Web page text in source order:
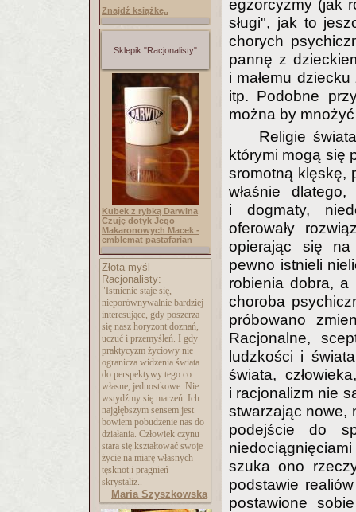
Znajdź książkę..
Sklepik "Racjonalisty"
Kubek z rybką Darwina
Czuję dotyk Jego
Makaronowych Macek -
emblemat pastafarian
Złota myśl
Racjonalisty:
"Istnienie staje się,
nieporównywalnie bardziej
interesujące, gdy poszerza
się nasz horyzont doznań,
uczuć i przemyśleń. I gdy
praktycyzm życiowy nie
ogranicza widzenia świata
do perspektywy tego co
własne, jednostkowe. Nie
wstydźmy się marzeń. Ich
najgłębszym sensem jest
bowiem pobudzenie nas do
działania. Człowiek czynu
stara się kształtować swoje
życie na miarę własnych
tęsknot i pragnień
skrystaliz..
Maria Szyszkowska
egzorcyzmy (jak
sługi", jak to
chorych
pannę z
i małemu
itp. Podobne
można by
Religie
którymi mogą się
sromotną klęskę,
właśnie
i dogmaty,
oferowały
opierając się na
pewno istnieli
robienia dobra, a
choroba
próbowano
Racjonalne,
ludzkości i
świata,
i racjonalizm nie
stwarzając nowe,
podejście do
szuka ono
podstawie
postawione